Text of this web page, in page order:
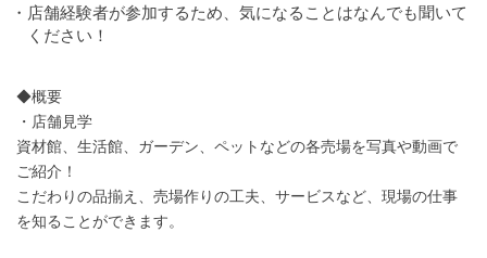
・店舗経験者が参加するため、気になることはなんでも聞いて
ください！
◆概要
・店舗見学
資材館、生活館、ガーデン、ペットなどの各売場を写真や動画で
ご紹介！
こだわりの品揃え、売場作りの工夫、サービスなど、現場の仕事
を知ることができます。